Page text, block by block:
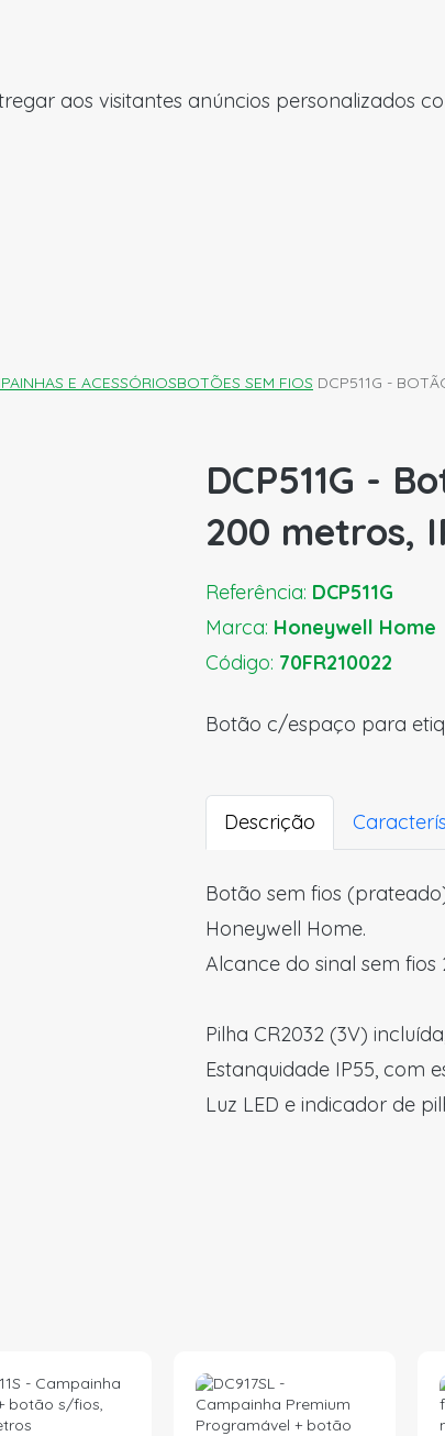
aos visitantes anúncios personalizados
E ACESSÓRIOSBOTÕES SEM FIOS DCP511G -
DCP511G -
200 metros,
Referência: DCP511G
Marca: Honeywell Home
Código: 70FR210022
Botão c/espaço para
Descrição
Botão sem fios
Honeywell Home.
Alcance do sinal sem fios
Pilha CR2032 (3V)
Estanquidade IP55, com
Luz LED e indicador de